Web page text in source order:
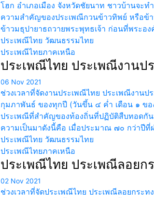
โฮก อำเภอเมือง จังหวัดชัยนาท ชาวบ้านจะ
ความสำคัญของประเพณีกวนข้าวทิพย์ หรือข้
ข้าวมธุปายาธถวายพระพุทธเจ้า ก่อนที่พระอง
ประเพณีไทย วัฒนธรรมไทย
ประเพณีไทยภาคเหนือ
ประเพณีไทย ประเพณีงานป
06 Nov 2021
ช่วงเวลาที่จัดงานประเพณีไทย ประเพณีงาน
กุมภาพันธ์ ของทุกปี (วันขึ้น ๔ ค่ำ เดือน ๑ ข
ประเพณีที่สำคัญของท้องถิ่นที่ปฏิบัติสืบทอดกัน
ความเป็นมาดังนี้คือ เมื่อประมาณ ๗๐ กว่าปีที่
ประเพณีไทย วัฒนธรรมไทย
ประเพณีไทยภาคเหนือ
ประเพณีไทย ประเพณีลอยก
02 Nov 2021
ช่วงเวลาที่จัดประเพณีไทย ประเพณีลอยกระ